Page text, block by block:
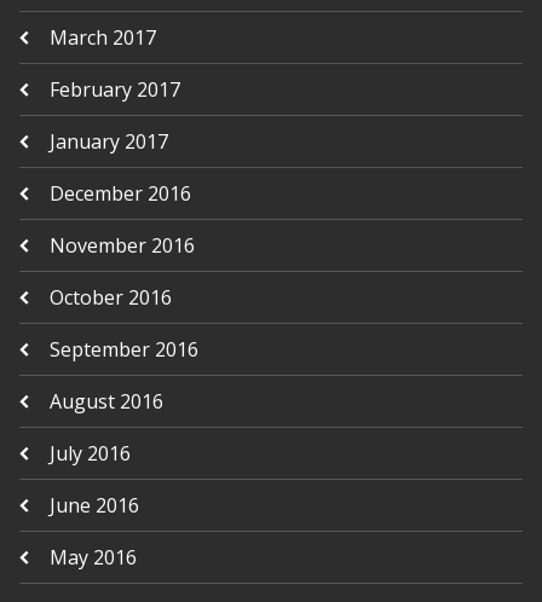
March 2017
February 2017
January 2017
December 2016
November 2016
October 2016
September 2016
August 2016
July 2016
June 2016
May 2016